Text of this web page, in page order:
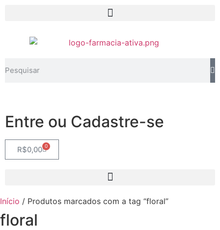
Entre ou Cadastre-se
R$0,00 0
Início / Produtos marcados com a tag “floral”
floral